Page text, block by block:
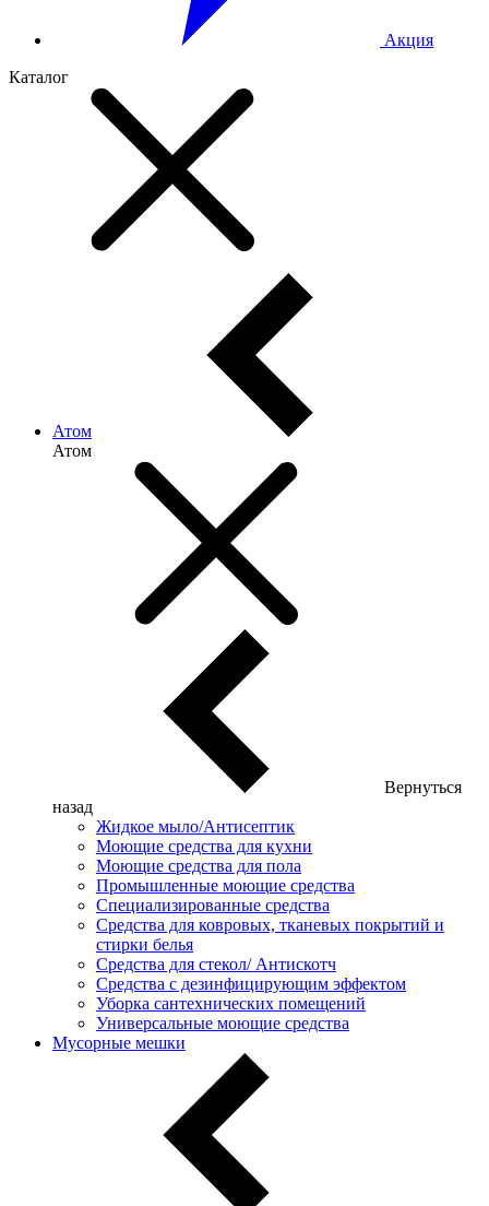
Акция
Каталог
Атом
Атом
Вернуться
назад
Жидкое мыло/Антисептик
Моющие средства для кухни
Моющие средства для пола
Промышленные моющие средства
Специализированные средства
Средства для ковровых, тканевых покрытий и
стирки белья
Средства для стекол/ Антискотч
Средства с дезинфицирующим эффектом
Уборка сантехнических помещений
Универсальные моющие средства
Мусорные мешки